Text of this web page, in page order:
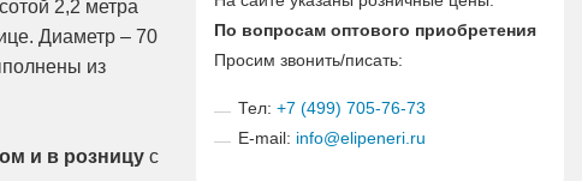
2,2 метра
Диаметр – 70
из
и в розницу с
По вопросам оптового приобретения
Просим звонить/писать:
Тел: +7 (499) 705-76-73
E-mail: info@elipeneri.ru